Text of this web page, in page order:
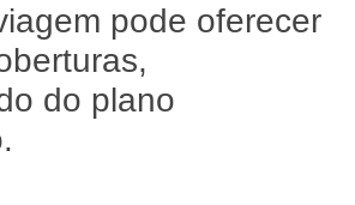
pode oferecer
do plano